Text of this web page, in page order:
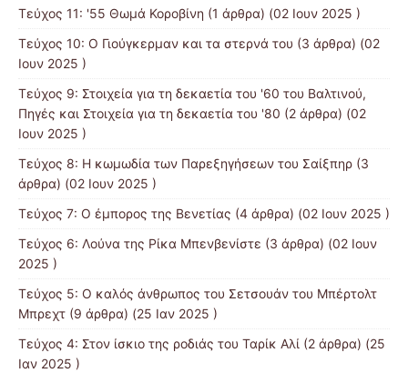
Τεύχος 11: '55 Θωμά Κοροβίνη (1 άρθρα) (02 Ιουν 2025 )
Τεύχος 10: Ο Γιούγκερμαν και τα στερνά του (3 άρθρα) (02
Ιουν 2025 )
Τεύχος 9: Στοιχεία για τη δεκαετία του '60 του Βαλτινού,
Πηγές και Στοιχεία για τη δεκαετία του '80 (2 άρθρα) (02
Ιουν 2025 )
Τεύχος 8: Η κωμωδία των Παρεξηγήσεων του Σαίξπηρ (3
άρθρα) (02 Ιουν 2025 )
Τεύχος 7: Ο έμπορος της Βενετίας (4 άρθρα) (02 Ιουν 2025 )
Τεύχος 6: Λούνα της Ρίκα Μπενβενίστε (3 άρθρα) (02 Ιουν
2025 )
Τεύχος 5: Ο καλός άνθρωπος του Σετσουάν του Μπέρτολτ
Μπρεχτ (9 άρθρα) (25 Ιαν 2025 )
Τεύχος 4: Στον ίσκιο της ροδιάς του Ταρίκ Αλί (2 άρθρα) (25
Ιαν 2025 )